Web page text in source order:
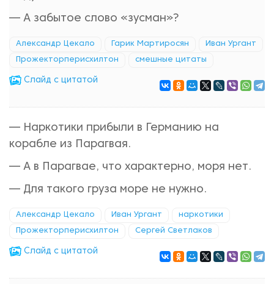
— А забытое слово «зусман»?
Александр Цекало Гарик Мартиросян Иван Ургант
Прожекторперисхилтон смешные цитаты
Cлайд с цитатой
— Наркотики прибыли в Германию на
корабле из Парагвая.
— А в Парагвае, что характерно, моря нет.
— Для такого груза море не нужно.
Александр Цекало Иван Ургант наркотики
Прожекторперисхилтон Сергей Светлаков
Cлайд с цитатой